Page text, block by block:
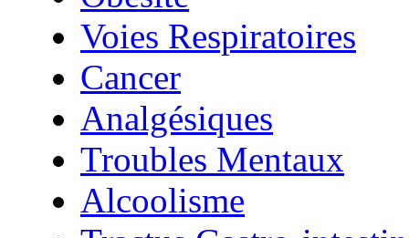
Voies Respiratoires
Cancer
Analgésiques
Troubles Mentaux
Alcoolisme